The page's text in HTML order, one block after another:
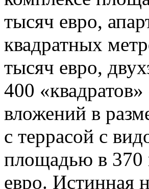
тысяч евро,
квадратных
тысяч евро,
400
вложений в
с террасой с
площадью в 370
евро. Истинная